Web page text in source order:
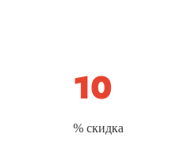
% скидка